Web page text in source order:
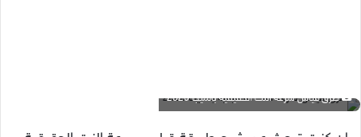
طرق قياس سرعة النت الحقيقية بالميجا 2020